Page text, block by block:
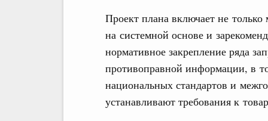
Проект плана включает не
на системной основе и
нормативное закрепление ряда
противоправной информации, в
национальных стандартов и
устанавливают требования к